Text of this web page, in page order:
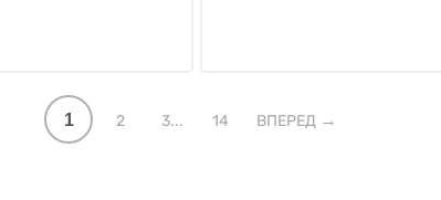
1 2 3... 14 ВПЕРЕД